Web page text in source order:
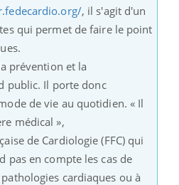
, il s'agit d'un
qui permet de faire le point
prévention et la
public. Il porte donc
de vie au quotidien. « Il
médical »,
de Cardiologie (FFC) qui
pas en compte les cas de
cardiaques ou à